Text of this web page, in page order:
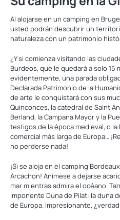
Al alojarse en un camping en
usted podrán descubrir un
naturaleza con un patrimonio
¿Y si comienza visitando las
Burdeos, que le quedará a solo 15
evidentemente, una parada
Declarada Patrimonio de la
de arte le conquistará con sus
Quinconces, la catedral de Saint
Berland, la Campana Mayor y la
testigos de la época medieval, o
comercial más larga de Europa…
no perderse nada!
¡Si se aloja en el camping
Arcachon! Anímese a dejarse
mar mientras admira el océano.
imponente Duna de Pilat: la duna
de Europa. Impresionante,